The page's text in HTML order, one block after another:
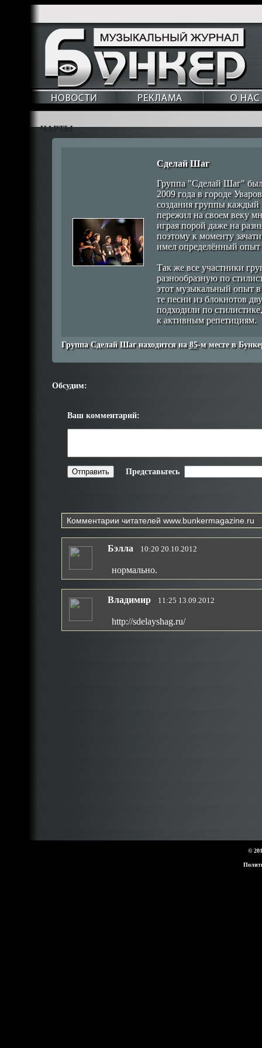
ЧАРТЫ
Cделай Шаг
Группа "Сделай Шаг"
2009 года в городе
создания группы каждый
пережил на своем веку
играя порой даже на
поэтому к моменту
имел определённый опыт
Так же все участники
разнообразную по
этот музыкальный опыт
те песни из блокнотов
подходили по
к активным репетициям.
Группа Cделай Шаг находится на85-м месте в
Обсудим:
Ваш комментарий:
Представьтесь
Комментарии читателей www.bunkermagazine.ru
Бэлла 10:20 20.10.2012
нормально.
Владимир 11:25 13.09.2012
http://sdelayshag.ru/
©